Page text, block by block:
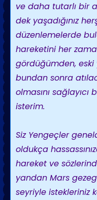
ve daha tutarlı bir
dek yaşadığınız
düzenlemelerde
hareketini her
gördüğümden, eski
bundan sonra
olmasını
isterim.
Siz Yengeçler
oldukça
hareket ve
yandan Mars
seyriyle istekleriniz